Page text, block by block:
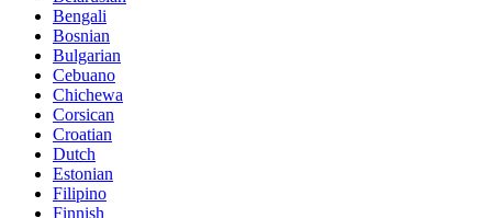
Bengali
Bosnian
Bulgarian
Cebuano
Chichewa
Corsican
Croatian
Dutch
Estonian
Filipino
Finnish